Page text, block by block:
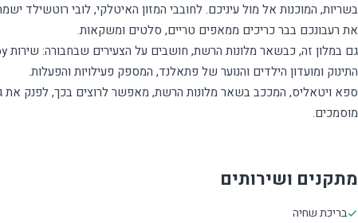
בשריות, המוכנות אל מול עיניכם. לחובבי המזון האיטלקי, לובי רוטשילד
ספא ויטאליס, המככב בשאר מלונות הרשת, מאפשר לרוצים בכך, לפנק את
מתקנים ושירותים
בריכת שחיה